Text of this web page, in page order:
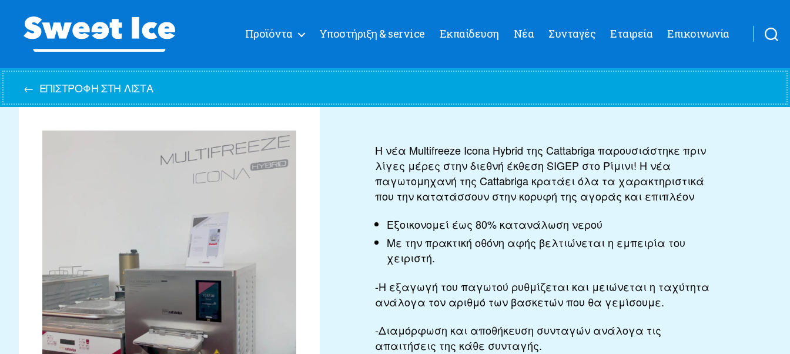
Ice
Προϊόντα Υποστήριξη & service Εκπαίδευση Νέα Συνταγές Εταιρεία Επικοινωνία
← ΕΠΙΣΤΡΟΦΉ ΣΤΗ ΛΊΣΤΑ
Η νέα Multifreeze Icona Hybrid της Cattabriga παρουσιάστηκε πριν
λίγες μέρες στην διεθνή έκθεση SIGEP στο Ρίμινι! Η νέα
παγωτομηχανή της Cattabriga κρατάει όλα τα χαρακτηριστικά
που την κατατάσσουν στην κορυφή της αγοράς και επιπλέον
Εξοικονομεί έως 80% κατανάλωση νερού
Με την πρακτική οθόνη αφής βελτιώνεται η εμπειρία του
χειριστή.
-Η εξαγωγή του παγωτού ρυθμίζεται και μειώνεται η ταχύτητα
ανάλογα τον αριθμό των βασκετών που θα γεμίσουμε.
-Διαμόρφωση και αποθήκευση συνταγών ανάλογα τις
απαιτήσεις της κάθε συνταγής.